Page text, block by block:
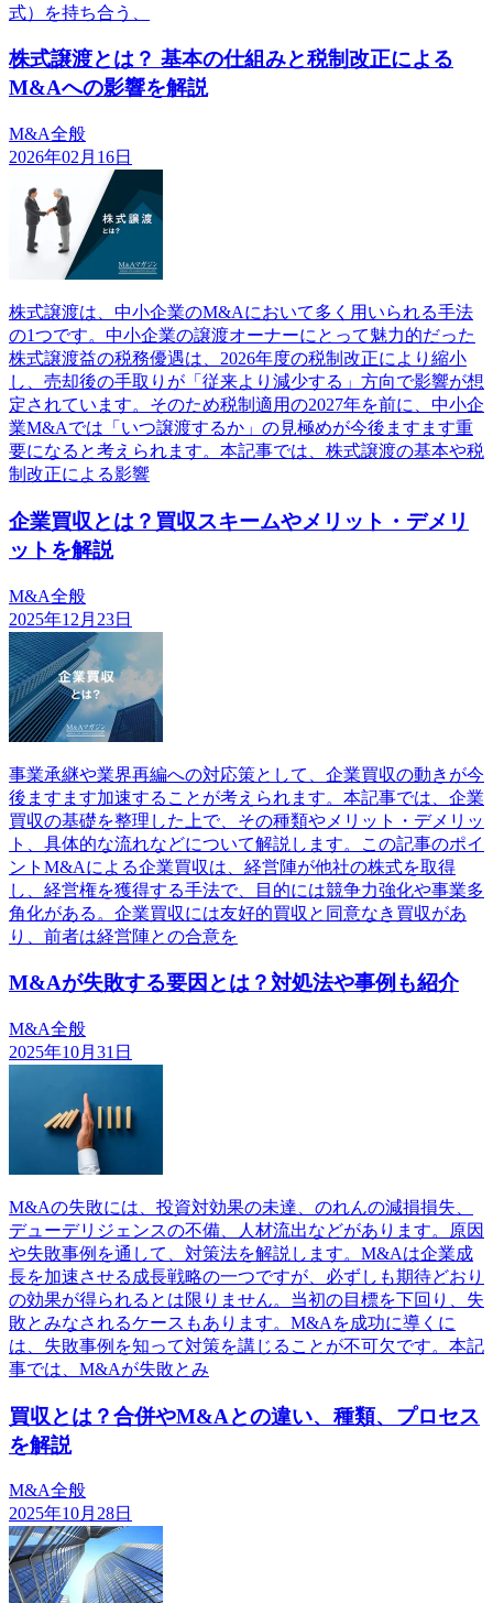
式）を持ち合う、
株式譲渡とは？ 基本の仕組みと税制改正による
M&Aへの影響を解説
M&A全般
2026年02月16日
株式譲渡は、中小企業のM&Aにおいて多く用いられる手法
の1つです。中小企業の譲渡オーナーにとって魅力的だった
株式譲渡益の税務優遇は、2026年度の税制改正により縮小
し、売却後の手取りが「従来より減少する」方向で影響が想
定されています。そのため税制適用の2027年を前に、中小企
業M&Aでは「いつ譲渡するか」の見極めが今後ますます重
要になると考えられます。本記事では、株式譲渡の基本や税
制改正による影響
企業買収とは？買収スキームやメリット・デメリ
ットを解説
M&A全般
2025年12月23日
事業承継や業界再編への対応策として、企業買収の動きが今
後ますます加速することが考えられます。本記事では、企業
買収の基礎を整理した上で、その種類やメリット・デメリッ
ト、具体的な流れなどについて解説します。この記事のポイ
ントM&Aによる企業買収は、経営陣が他社の株式を取得
し、経営権を獲得する手法で、目的には競争力強化や事業多
角化がある。企業買収には友好的買収と同意なき買収があ
り、前者は経営陣との合意を
M&Aが失敗する要因とは？対処法や事例も紹介
M&A全般
2025年10月31日
M&Aの失敗には、投資対効果の未達、のれんの減損損失、
デューデリジェンスの不備、人材流出などがあります。原因
や失敗事例を通して、対策法を解説します。M&Aは企業成
長を加速させる成長戦略の一つですが、必ずしも期待どおり
の効果が得られるとは限りません。当初の目標を下回り、失
敗とみなされるケースもあります。M&Aを成功に導くに
は、失敗事例を知って対策を講じることが不可欠です。本記
事では、M&Aが失敗とみ
買収とは？合併やM&Aとの違い、種類、プロセス
を解説
M&A全般
2025年10月28日